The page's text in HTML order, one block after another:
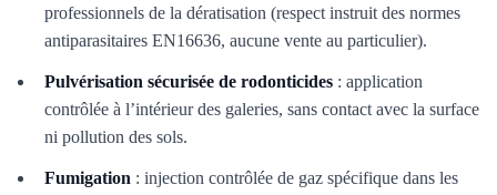
professionnels de la dératisation (respect instruit des normes
antiparasitaires EN16636, aucune vente au particulier).
Pulvérisation sécurisée de rodonticides : application
contrôlée à l’intérieur des galeries, sans contact avec la surface
ni pollution des sols.
Fumigation : injection contrôlée de gaz spécifique dans les